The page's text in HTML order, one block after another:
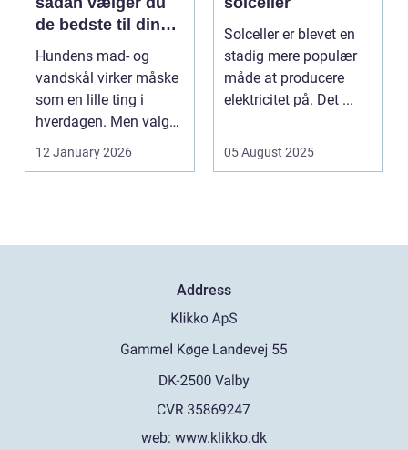
de bedste til din
hund
Hundens mad- og
vandskål virker måske
som en lille ting i
hverdagen. Men valg
12 January 2026
Solceller er blevet en
stadig mere populær
måde at producere
elektricitet på. Det ...
05 August 2025
Address
web: www.klikko.dk